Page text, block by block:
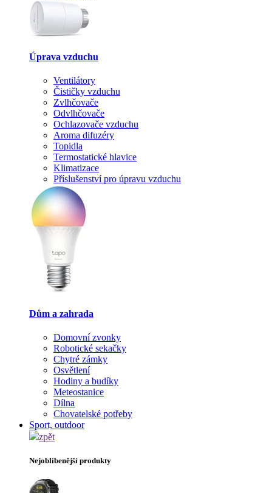
Úprava vzduchu
Ventilátory
Čističky vzduchu
Zvlhčovače
Odvlhčovače
Ochlazovače vzduchu
Aroma difuzéry
Topidla
Termostatické hlavice
Klimatizace
Příslušenství pro úpravu vzduchu
Dům a zahrada
Domovní zvonky
Robotické sekačky
Chytré zámky
Osvětlení
Hodiny a budíky
Meteostanice
Dílna
Chovatelské potřeby
Sport, outdoor
zpět
Nejoblíbenější produkty